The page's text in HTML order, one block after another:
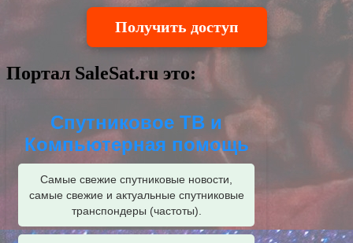
Получить доступ
Портал SaleSat.ru это:
Спутниковое ТВ и
Компьютерная помощь
Самые свежие спутниковые новости,
самые свежие и актуальные спутниковые
транспондеры (частоты).